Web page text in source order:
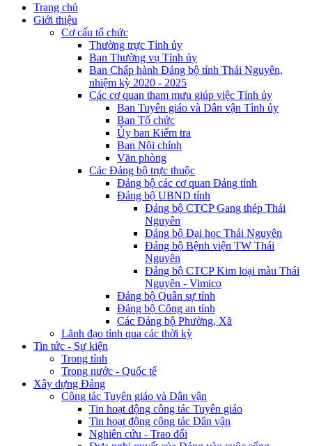
Trang chủ
Giới thiệu
Cơ cấu tổ chức
Thường trực Tỉnh ủy
Ban Thường vụ Tỉnh ủy
Ban Chấp hành Đảng bộ tỉnh Thái Nguyên,
nhiệm kỳ 2020 - 2025
Các cơ quan tham mưu giúp việc Tỉnh ủy
Ban Tuyên giáo và Dân vận Tỉnh ủy
Ban Tổ chức
Ủy ban Kiểm tra
Ban Nội chính
Văn phòng
Các Đảng bộ trực thuộc
Đảng bộ các cơ quan Đảng tỉnh
Đảng bộ UBND tỉnh
Đảng bộ CTCP Gang thép Thái
Nguyên
Đảng bộ Đại học Thái Nguyên
Đảng bộ Bệnh viện TW Thái
Nguyên
Đảng bộ CTCP Kim loại màu Thái
Nguyên - Vimico
Đảng bộ Quân sự tỉnh
Đảng bộ Công an tỉnh
Các Đảng bộ Phường, Xã
Lãnh đạo tỉnh qua các thời kỳ
Tin tức - Sự kiện
Trong tỉnh
Trong nước - Quốc tế
Xây dựng Đảng
Công tác Tuyên giáo và Dân vận
Tin hoạt động công tác Tuyên giáo
Tin hoạt động công tác Dân vận
Nghiên cứu - Trao đổi